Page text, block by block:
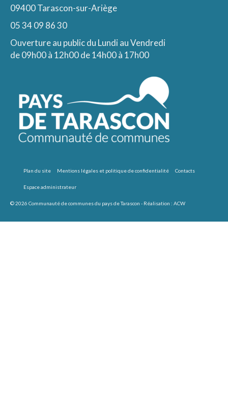
09400 Tarascon-sur-Ariège
05 34 09 86 30
Ouverture au public du Lundi au Vendredi
de 09h00 à 12h00 de 14h00 à 17h00
Plan du site Mentions légales et politique de confidentialité Contacts
Espace administrateur
© 2026 Communauté de communes du pays de Tarascon - Réalisation : ACW